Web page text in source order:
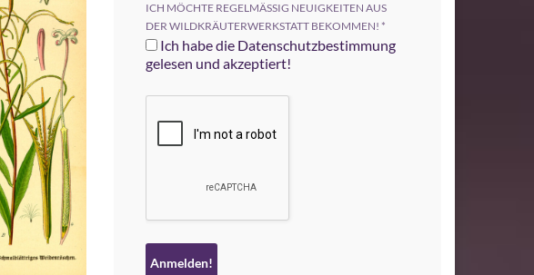
ICH MÖCHTE REGELMÄSSIG NEUIGKEITEN AUS
DER WILDKRÄUTERWERKSTATT BEKOMMEN! *
Ich habe die Datenschutzbestimmung
gelesen und akzeptiert!